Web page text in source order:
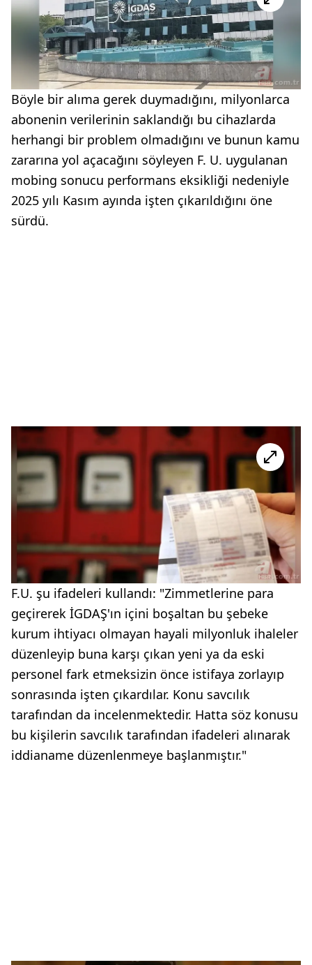
Böyle bir alıma gerek duymadığını, milyonlarca
abonenin verilerinin saklandığı bu cihazlarda
herhangi bir problem olmadığını ve bunun kamu
zararına yol açacağını söyleyen F. U. uygulanan
mobing sonucu performans eksikliği nedeniyle
2025 yılı Kasım ayında işten çıkarıldığını öne
sürdü.
F.U. şu ifadeleri kullandı: "Zimmetlerine para
geçirerek İGDAŞ'ın içini boşaltan bu şebeke
kurum ihtiyacı olmayan hayali milyonluk ihaleler
düzenleyip buna karşı çıkan yeni ya da eski
personel fark etmeksizin önce istifaya zorlayıp
sonrasında işten çıkardılar. Konu savcılık
tarafından da incelenmektedir. Hatta söz konusu
bu kişilerin savcılık tarafından ifadeleri alınarak
iddianame düzenlenmeye başlanmıştır."